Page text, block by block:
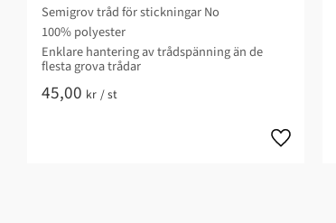
Semigrov tråd för stickningar No
100% polyester
Enklare hantering av trådspänning än de
flesta grova trådar
45,00 kr /st